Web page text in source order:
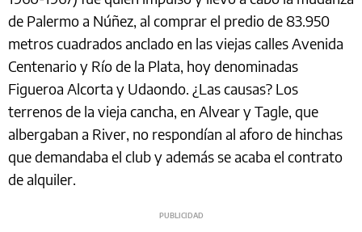
de Palermo a Núñez, al comprar el predio de 83.950
metros cuadrados anclado en las viejas calles Avenida
Centenario y Río de la Plata, hoy denominadas
Figueroa Alcorta y Udaondo. ¿Las causas? Los
terrenos de la vieja cancha, en Alvear y Tagle, que
albergaban a River, no respondían al aforo de hinchas
que demandaba el club y además se acaba el contrato
de alquiler.